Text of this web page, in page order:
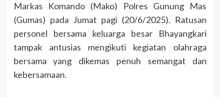
Markas Komando (Mako) Polres Gunung Mas
(Gumas) pada Jumat pagi (20/6/2025). Ratusan
personel bersama keluarga besar Bhayangkari
tampak antusias mengikuti kegiatan olahraga
bersama yang dikemas penuh semangat dan
kebersamaan.